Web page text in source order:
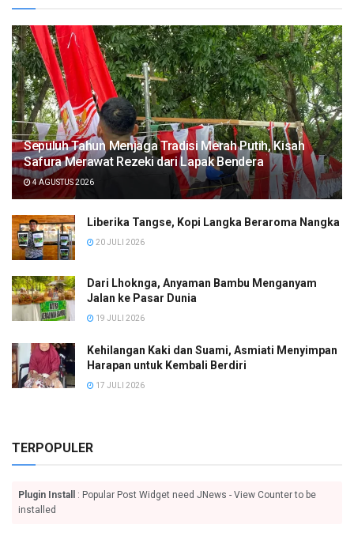
Sepuluh Tahun Menjaga Tradisi Merah Putih, Kisah
Safura Merawat Rezeki dari Lapak Bendera
4 AGUSTUS 2026
Liberika Tangse, Kopi Langka Beraroma Nangka
20 JULI 2026
Dari Lhoknga, Anyaman Bambu Menganyam
Jalan ke Pasar Dunia
19 JULI 2026
Kehilangan Kaki dan Suami, Asmiati Menyimpan
Harapan untuk Kembali Berdiri
17 JULI 2026
TERPOPULER
Plugin Install
: Popular Post Widget need JNews - View Counter to be
installed